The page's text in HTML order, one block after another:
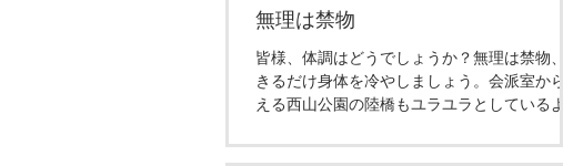
無理は禁物
皆様、体調はどうでしょうか？無理は禁物、で
きるだけ身体を冷やしましょう。会派室から観
える西山公園の陸橋もユラユラとしているよう